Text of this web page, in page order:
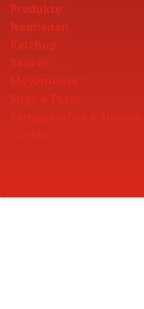
Produkte
Neuheiten
Ketchup
Saucen